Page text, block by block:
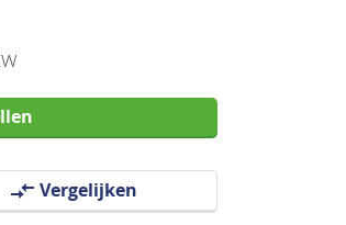
Vergelijken